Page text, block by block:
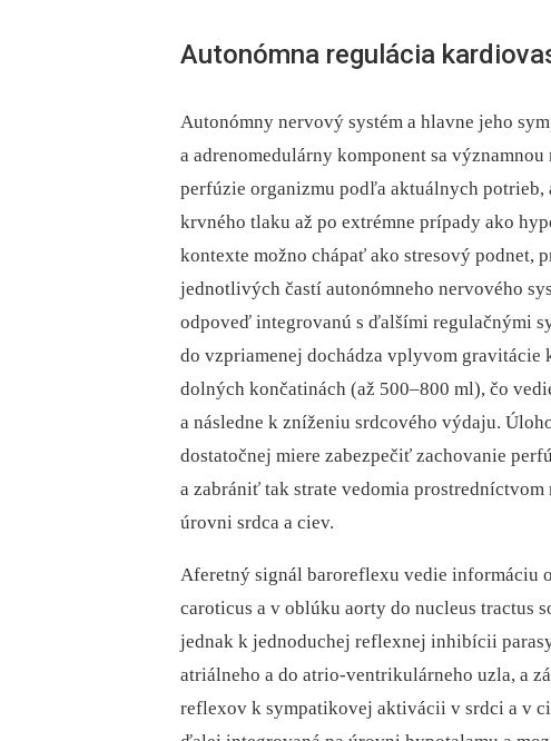
Autonómna regulácia
Autonómny nervový systém a hlavne jeho
a adrenomedulárny komponent sa
perfúzie organizmu podľa aktuálnych potrieb,
krvného tlaku až po extrémne prípady ako
kontexte možno chápať ako stresový
jednotlivých častí autonómneho nervového
odpoveď integrovanú s ďalšími regulačnými
do vzpriamenej dochádza vplyvom
dolných končatinách (až 500–800 ml), čo
a následne k zníženiu srdcového výdaju.
dostatočnej miere zabezpečiť zachovanie
a zabrániť tak strate vedomia
úrovni srdca a ciev.
Aferetný signál baroreflexu vedie informáciu
caroticus a v oblúku aorty do nucleus tractus
jednak k jednoduchej reflexnej inhibícii
atriálneho a do atrio-ventrikulárneho uzla, a
reflexov k sympatikovej aktivácii v srdci a v